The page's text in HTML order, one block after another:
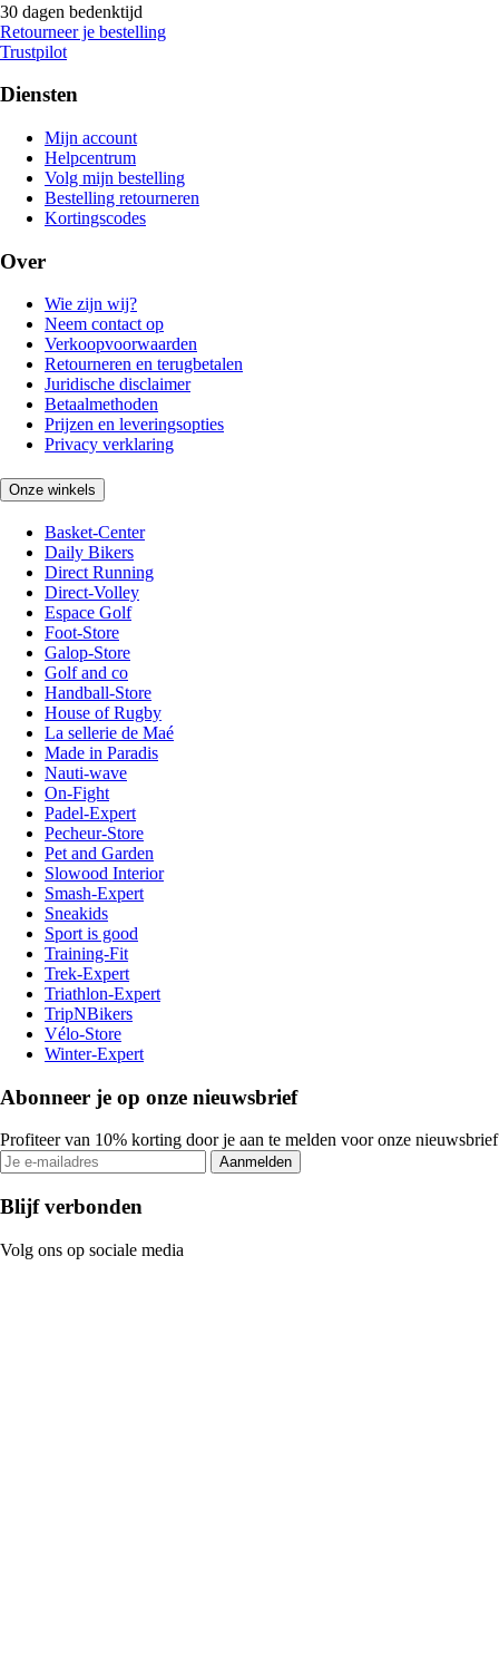
30 dagen bedenktijd
Retourneer je bestelling
Trustpilot
Diensten
Mijn account
Helpcentrum
Volg mijn bestelling
Bestelling retourneren
Kortingscodes
Over
Wie zijn wij?
Neem contact op
Verkoopvoorwaarden
Retourneren en terugbetalen
Juridische disclaimer
Betaalmethoden
Prijzen en leveringsopties
Privacy verklaring
Onze winkels
Basket-Center
Daily Bikers
Direct Running
Direct-Volley
Espace Golf
Foot-Store
Galop-Store
Golf and co
Handball-Store
House of Rugby
La sellerie de Maé
Made in Paradis
Nauti-wave
On-Fight
Padel-Expert
Pecheur-Store
Pet and Garden
Slowood Interior
Smash-Expert
Sneakids
Sport is good
Training-Fit
Trek-Expert
Triathlon-Expert
TripNBikers
Vélo-Store
Winter-Expert
Abonneer je op onze nieuwsbrief
Profiteer van 10% korting door je aan te melden voor onze nieuwsbrief
Aanmelden
Blijf verbonden
Volg ons op sociale media